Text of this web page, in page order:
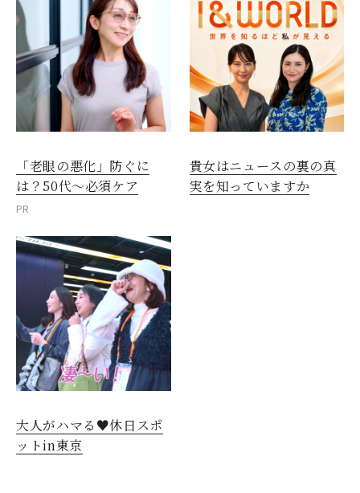
「老眼の悪化」防ぐに
は？50代～必須ケア
PR
貴女はニュースの裏の真
実を知っていますか
大人がハマる♥休日スポ
ットin東京